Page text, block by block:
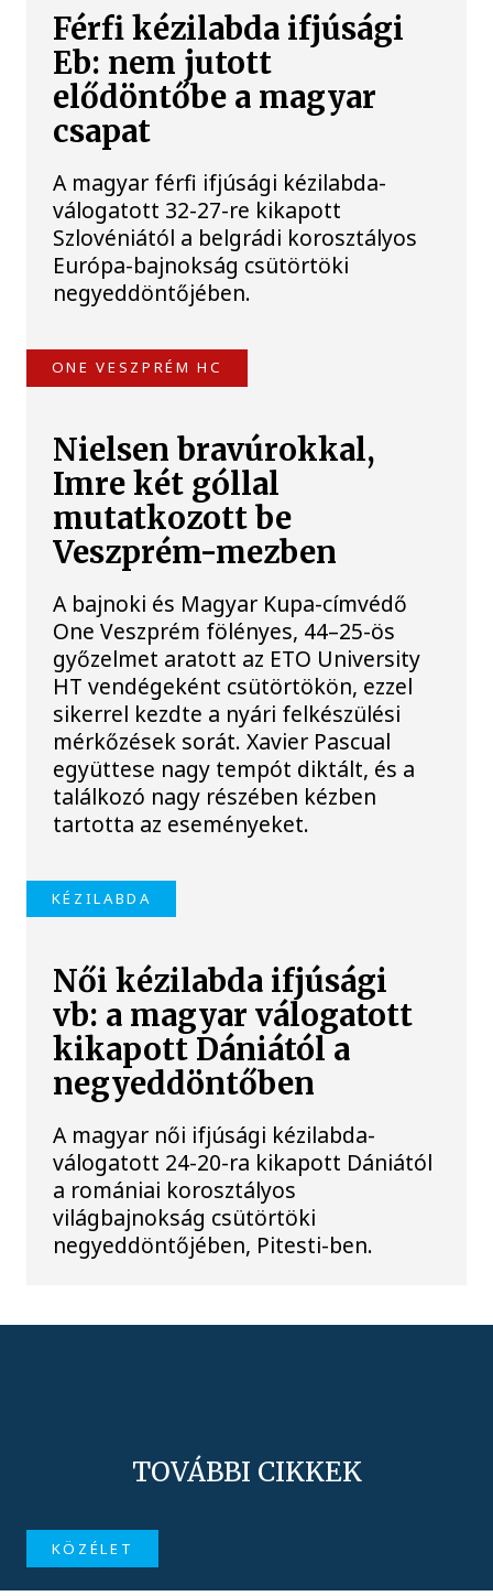
Férfi kézilabda ifjúsági
Eb: nem jutott
elődöntőbe a magyar
csapat
A magyar férfi ifjúsági kézilabda-
válogatott 32-27-re kikapott
Szlovéniától a belgrádi korosztályos
Európa-bajnokság csütörtöki
negyeddöntőjében.
ONE VESZPRÉM HC
Nielsen bravúrokkal,
Imre két góllal
mutatkozott be
Veszprém-mezben
A bajnoki és Magyar Kupa-címvédő
One Veszprém fölényes, 44–25-ös
győzelmet aratott az ETO University
HT vendégeként csütörtökön, ezzel
sikerrel kezdte a nyári felkészülési
mérkőzések sorát. Xavier Pascual
együttese nagy tempót diktált, és a
találkozó nagy részében kézben
tartotta az eseményeket.
KÉZILABDA
Női kézilabda ifjúsági
vb: a magyar válogatott
kikapott Dániától a
negyeddöntőben
A magyar női ifjúsági kézilabda-
válogatott 24-20-ra kikapott Dániától
a romániai korosztályos
világbajnokság csütörtöki
negyeddöntőjében, Pitesti-ben.
TOVÁBBI CIKKEK
KÖZÉLET